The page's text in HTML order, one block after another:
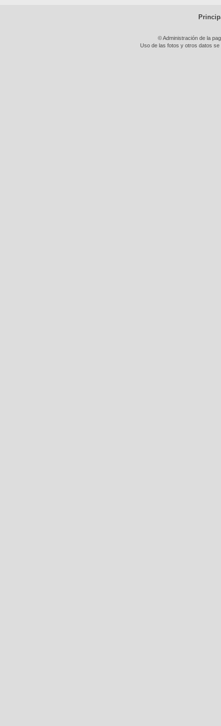
© Administración de la
Uso de las fotos y otros datos